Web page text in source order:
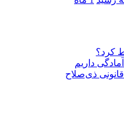
کرد؟
داریم
قانونی ذی‌‏صلاح